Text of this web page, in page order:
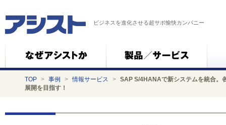
ビジネスを進化させる超サポ愉快カンパニー
TOP > 事例 > 情報サービス > SAP S/4HANAで新システムを統合。
展開を目指す！